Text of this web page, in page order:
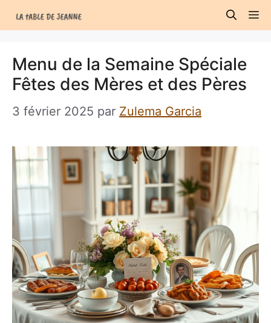
au
Menu de la Semaine Spéciale
Fêtes des Mères et des Pères
3 février 2025 par Zulema Garcia